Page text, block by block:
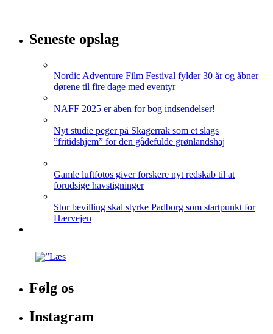
Seneste opslag
Nordic Adventure Film Festival fylder 30 år og åbner
dørene til fire dage med eventyr
NAFF 2025 er åben for bog indsendelser!
Nyt studie peger på Skagerrak som et slags
”fritidshjem” for den gådefulde grønlandshaj
Gamle luftfotos giver forskere nyt redskab til at
forudsige havstigninger
Stor bevilling skal styrke Padborg som startpunkt for
Hærvejen
Følg os
Instagram